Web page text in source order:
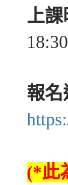
上課
報名
(*此